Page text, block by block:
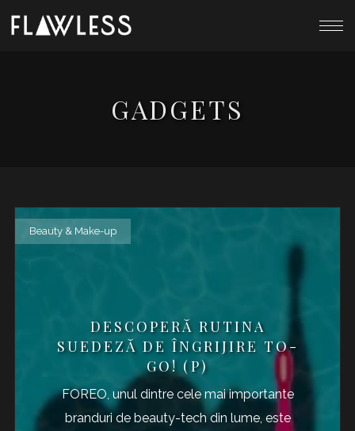
GADGETS
Beauty & Make-up
DESCOPERĂ RUTINA
SUEDEZĂ DE ÎNGRIJIRE TO-
GO! (P)
FOREO, unul dintre cele mai importante
branduri de beauty-tech din lume, este